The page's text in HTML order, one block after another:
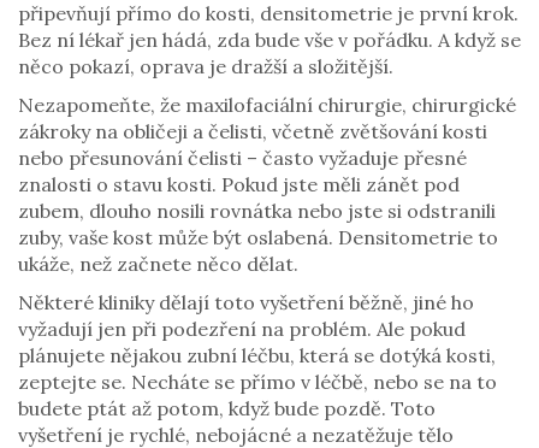
připevňují přímo do kosti, densitometrie je první krok.
Bez ní lékař jen hádá, zda bude vše v pořádku. A když se
něco pokazí, oprava je dražší a složitější.
Nezapomeňte, že maxilofaciální chirurgie, chirurgické
zákroky na obličeji a čelisti, včetně zvětšování kosti
nebo přesunování čelisti – často vyžaduje přesné
znalosti o stavu kosti. Pokud jste měli zánět pod
zubem, dlouho nosili rovnátka nebo jste si odstranili
zuby, vaše kost může být oslabená. Densitometrie to
ukáže, než začnete něco dělat.
Některé kliniky dělají toto vyšetření běžně, jiné ho
vyžadují jen při podezření na problém. Ale pokud
plánujete nějakou zubní léčbu, která se dotýká kosti,
zeptejte se. Necháte se přímo v léčbě, nebo se na to
budete ptát až potom, když bude pozdě. Toto
vyšetření je rychlé, nebojácné a nezatěžuje tělo